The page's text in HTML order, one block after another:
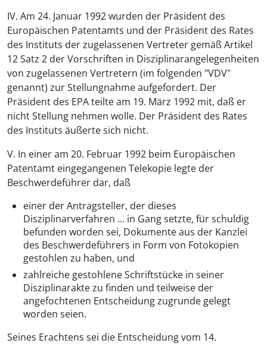
IV. Am 24. Januar 1992 wurden der Präsident des
Europäischen Patentamts und der Präsident des Rates
des Instituts der zugelassenen Vertreter gemäß Artikel
12 Satz 2 der Vorschriften in Disziplinarangelegenheiten
von zugelassenen Vertretern (im folgenden "VDV"
genannt) zur Stellungnahme aufgefordert. Der
Präsident des EPA teilte am 19. März 1992 mit, daß er
nicht Stellung nehmen wolle. Der Präsident des Rates
des Instituts äußerte sich nicht.
V. In einer am 20. Februar 1992 beim Europäischen
Patentamt eingegangenen Telekopie legte der
Beschwerdeführer dar, daß
einer der Antragsteller, der dieses
Disziplinarverfahren ... in Gang setzte, für schuldig
befunden worden sei, Dokumente aus der Kanzlei
des Beschwerdeführers in Form von Fotokopien
gestohlen zu haben, und
zahlreiche gestohlene Schriftstücke in seiner
Disziplinarakte zu finden und teilweise der
angefochtenen Entscheidung zugrunde gelegt
worden seien.
Seines Erachtens sei die Entscheidung vom 14.